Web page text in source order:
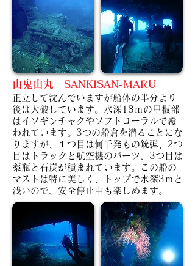
山鬼山丸 SANKISAN-MARU
正立して沈んでいますが船体の半分より
後は大破しています。水深18ｍの甲板部
はイソギンチャクやソフトコーラルで覆
われています。 3つの船倉を潜ることにな
りますが、１つ目は何千発もの銃弾、2つ
目はトラックと航空機のパーツ、3つ目は
薬瓶と石炭が積まれています。
この船の
マストは特に美しく、トップで水深3ｍと
浅いので、安全停止中も楽しめます。